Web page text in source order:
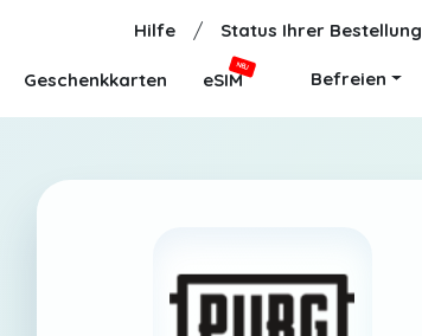
Hilfe / Status Ihrer Bestellung
Geschenkkarten eSIM
NEU
Befreien